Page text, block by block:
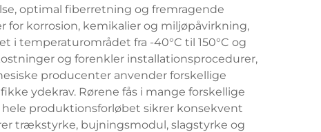
optimal fiberretning og fremragende
korrosion, kemikalier og miljøpåvirkning,
temperaturområdet fra -40°C til 150°C og
og forenkler installationsprocedurer,
producenter anvender forskellige
ydekrav. Rørene fås i mange forskellige
produktionsforløbet sikrer konsekvent
trækstyrke, bujningsmodul, slagstyrke og